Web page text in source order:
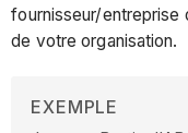
fournisseur/entreprise
de votre organisation.
EXEMPLE